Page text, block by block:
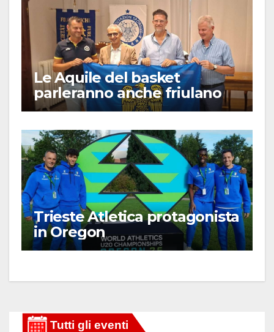
Le Aquile del basket
parleranno anche friulano
Trieste Atletica protagonista
in Oregon